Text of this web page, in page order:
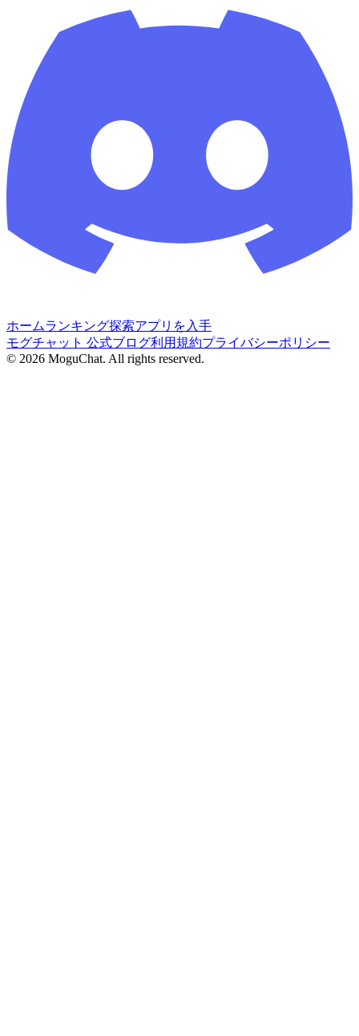
ホームランキング探索アプリを入手
モグチャット 公式ブログ利用規約プライバシーポリシー
© 2026 MoguChat. All rights reserved.